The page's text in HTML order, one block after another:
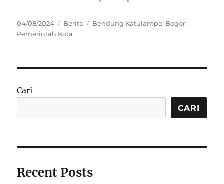
Posted
on
04/08/2024 Categories
Berita Tags
Bendung Katulampa, Bogor,
Pemerintah Kota
Cari
CARI
Recent Posts